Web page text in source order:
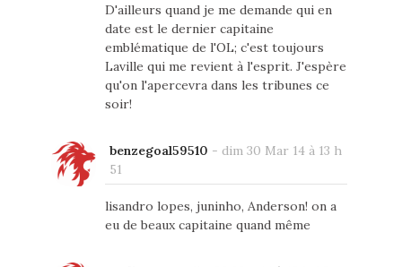
D'ailleurs quand je me demande qui en
date est le dernier capitaine
emblématique de l'OL; c'est toujours
Laville qui me revient à l'esprit. J'espère
qu'on l'apercevra dans les tribunes ce
soir!
benzegoal59510 - dim 30 Mar 14 à 13 h
51
lisandro lopes, juninho, Anderson! on a
eu de beaux capitaine quand même